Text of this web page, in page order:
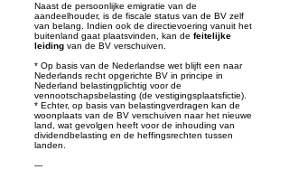
Naast de persoonlijke emigratie van de
aandeelhouder, is de fiscale status van de BV zelf
van belang. Indien ook de directievoering vanuit het
buitenland gaat plaatsvinden, kan de feitelijke
leiding van de BV verschuiven.
* Op basis van de Nederlandse wet blijft een naar
Nederlands recht opgerichte BV in principe in
Nederland belastingplichtig voor de
vennootschapsbelasting (de vestigingsplaatsfictie).
* Echter, op basis van belastingverdragen kan de
woonplaats van de BV verschuiven naar het nieuwe
land, wat gevolgen heeft voor de inhouding van
dividendbelasting en de heffingsrechten tussen
landen.
---